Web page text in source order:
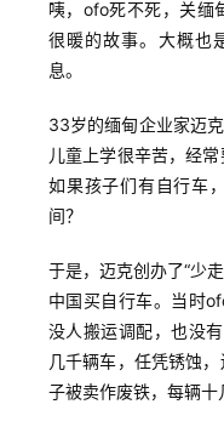
咦，ofo死不死，关缅
很暖的故事。大概也
息。
33岁的缅甸企业家迈
儿童上学很辛苦，经
如果孩子们有自行车
间？
于是，迈克创办了“少
中国买自行车。当时
没人搬运调配，也没
几千辆车，任凭锈蚀
子被卖作废铁，每辆十